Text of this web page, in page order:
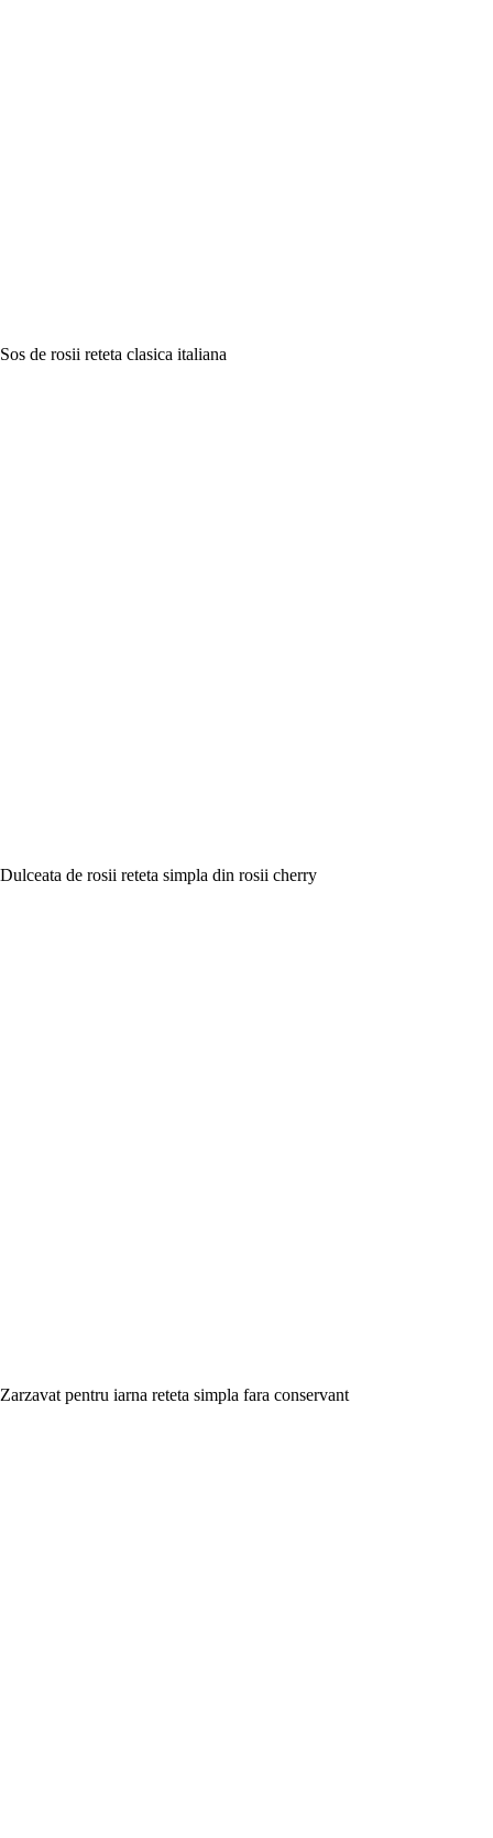
Sos de rosii reteta clasica italiana
Dulceata de rosii reteta simpla din rosii cherry
Zarzavat pentru iarna reteta simpla fara conservant